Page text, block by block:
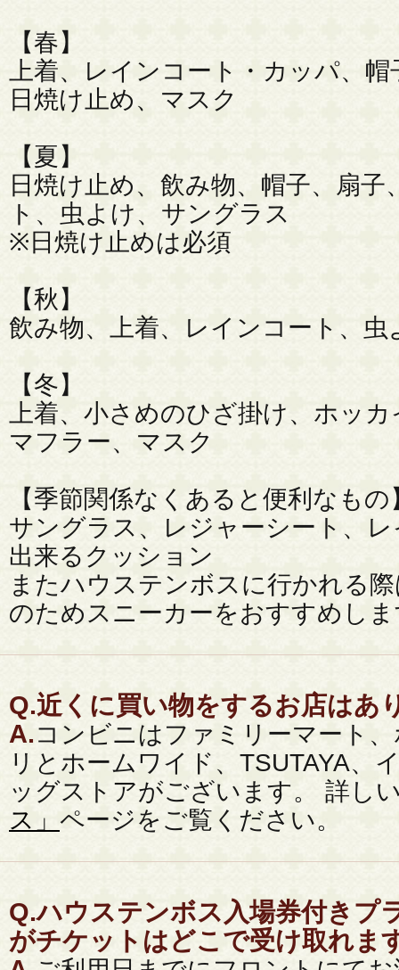
【春】
上着、レインコート・カッパ、
日焼け止め、マスク
【夏】
日焼け止め、飲み物、帽子、扇
ト、虫よけ、サングラス
※日焼け止めは必須
【秋】
飲み物、上着、レインコート、虫
【冬】
上着、小さめのひざ掛け、ホッ
マフラー、マスク
【季節関係なくあると便利なもの
サングラス、レジャーシート、
出来るクッション
またハウステンボスに行かれる
のためスニーカーをおすすめし
Q.近くに買い物をするお店はあ
A.コンビニはファミリーマート
リとホームワイド、TSUTAYA、
ッグストアがございます。 詳し
ス」 ページをご覧ください。
Q.ハウステンボス入場券付きプ
がチケットはどこで受け取れま